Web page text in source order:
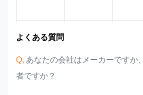
業界経験
よくある質問
Q, あなたの会社はメーカーですか
者ですか？